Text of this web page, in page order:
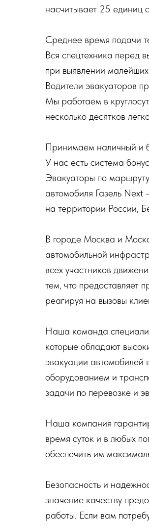
насчитывает 25 единиц
Среднее время подачи
Вся спецтехника перед
при выявлении малейших
Водители эвакуаторов
Мы работаем в
несколько десятков
Принимаем наличный и
У нас есть система
Эвакуаторы по
автомобиля Газель
на территории России,
В городе Москва и
автомобильной
всех участников
тем, что предоставляет
реагируя на вызовы
Наша команда
которые обладают
эвакуации
оборудованием и
задачи по перевозке и
Наша компания
время суток и в любых
обеспечить им
Безопасность и
значение качеству
работы. Если вам